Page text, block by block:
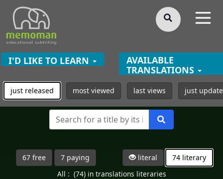
I'D LIKE TO LEARN
AVAILABLE
TRANSLATIONS
just released most viewed last views just
67 free 7 paying literal
74 literary
All : (74) in translations literaries